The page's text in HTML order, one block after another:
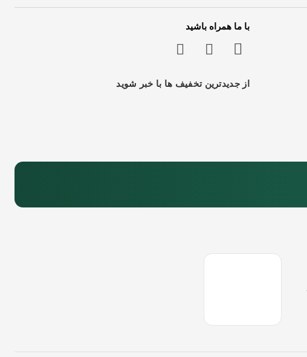
با ما همراه باشید
از جدیدترین تخفیف ها با خبر شوید